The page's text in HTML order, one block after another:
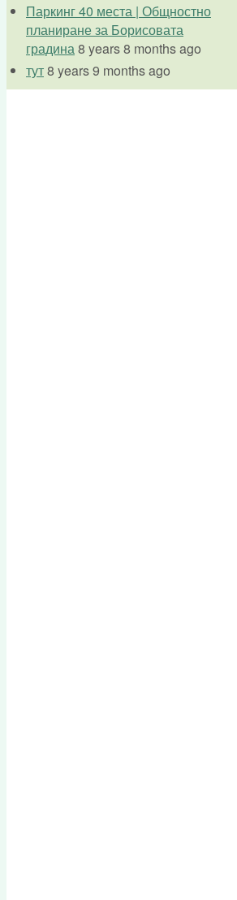
Паркинг 40 места | Общностно
планиране за Борисовата
градина8 years 8 months ago
тут8 years 9 months ago